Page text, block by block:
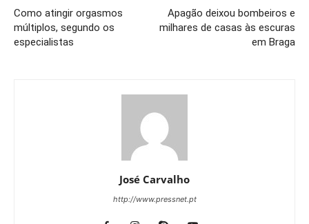
Como atingir orgasmos
múltiplos, segundo os
especialistas
Apagão deixou bombeiros e
milhares de casas às escuras
em Braga
José Carvalho
http://www.pressnet.pt